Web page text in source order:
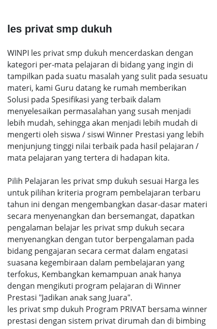
les privat smp dukuh
WINPI les privat smp dukuh mencerdaskan dengan
kategori per-mata pelajaran di bidang yang ingin di
tampilkan pada suatu masalah yang sulit pada sesuatu
materi, kami Guru datang ke rumah memberikan
Solusi pada Spesifikasi yang terbaik dalam
menyelesaikan permasalahan yang susah menjadi
lebih mudah, sehingga akan menjadi lebih mudah di
mengerti oleh siswa / siswi Winner Prestasi yang lebih
menjunjung tinggi nilai terbaik pada hasil pelajaran /
mata pelajaran yang tertera di hadapan kita.
Pilih Pelajaran les privat smp dukuh sesuai Harga les
untuk pilihan kriteria program pembelajaran terbaru
tahun ini dengan mengembangkan dasar-dasar materi
secara menyenangkan dan bersemangat, dapatkan
pengalaman belajar les privat smp dukuh secara
menyenangkan dengan tutor berpengalaman pada
bidang pengajaran secara cermat dalam engatasi
suasana kegembiraan dalam pembelajaran yang
terfokus, Kembangkan kemampuan anak hanya
dengan mengikuti program pelajaran di Winner
Prestasi "Jadikan anak sang Juara".
les privat smp dukuh Program PRIVAT bersama winner
prestasi dengan sistem privat dirumah dan di bimbing